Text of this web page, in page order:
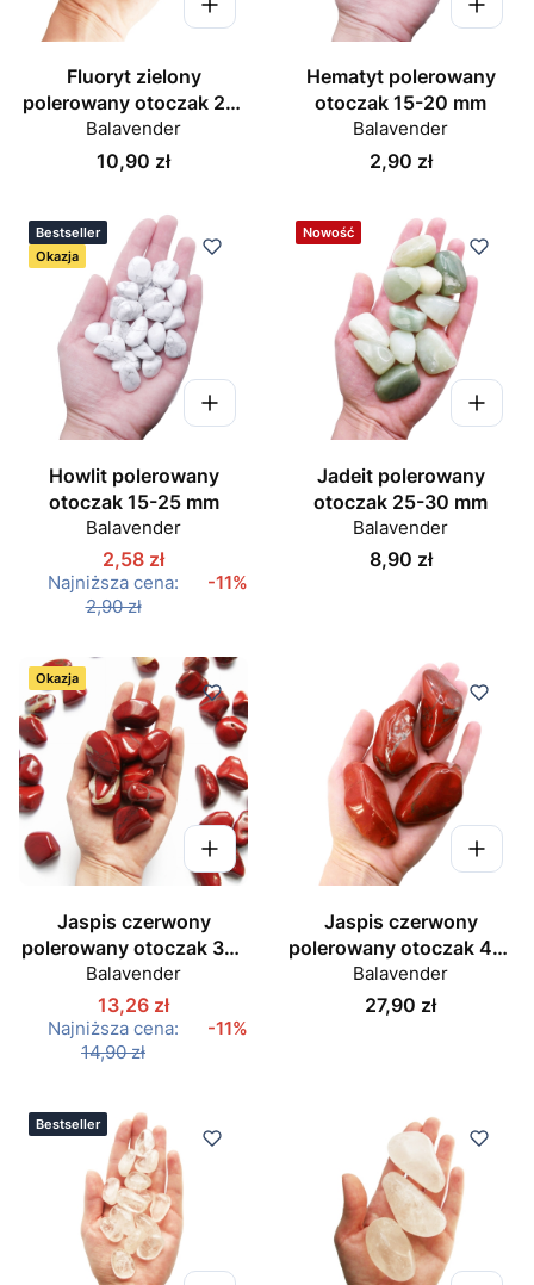
Fluoryt zielony
polerowany otoczak 25-
30 mm
Balavender
Cena
10,90 zł
Hematyt polerowany
otoczak 15-20 mm
Balavender
Cena
2,90 zł
Okazja
Bestseller
Howlit polerowany
otoczak 15-25 mm
Balavender
2,58 zł
Najniższa cena:
2,90 zł
-11%
Nowość
Jadeit polerowany
otoczak 25-30 mm
Balavender
Cena
8,90 zł
Okazja
Jaspis czerwony
polerowany otoczak 30-
40 mm
Balavender
13,26 zł
Najniższa cena:
14,90 zł
-11%
Jaspis czerwony
polerowany otoczak 40-
50 mm
Balavender
Cena
27,90 zł
Bestseller